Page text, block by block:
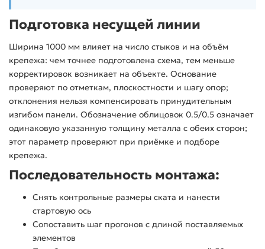
Подготовка несущей линии
Ширина 1000 мм влияет на число стыков и на объём
крепежа: чем точнее подготовлена схема, тем меньше
корректировок возникает на объекте. Основание
проверяют по отметкам, плоскостности и шагу опор;
отклонения нельзя компенсировать принудительным
изгибом панели. Обозначение облицовок 0.5/0.5 означает
одинаковую указанную толщину металла с обеих сторон;
этот параметр проверяют при приёмке и подборе
крепежа.
Последовательность монтажа:
Снять контрольные размеры ската и нанести
стартовую ось
Сопоставить шаг прогонов с длиной поставляемых
элементов